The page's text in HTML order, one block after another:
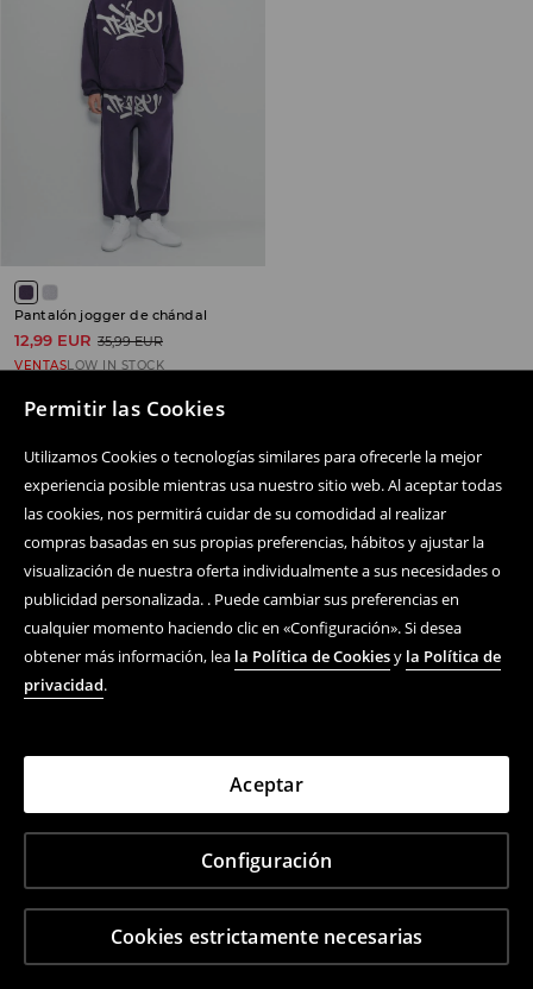
Permitir las Cookies
Utilizamos Cookies o tecnologías similares para ofrecerle la mejor
experiencia posible mientras usa nuestro sitio web. Al aceptar todas
las cookies, nos permitirá cuidar de su comodidad al realizar
compras basadas en sus propias preferencias, hábitos y ajustar la
visualización de nuestra oferta individualmente a sus necesidades o
publicidad personalizada. . Puede cambiar sus preferencias en
cualquier momento haciendo clic en «Configuración». Si desea
obtener más información, lea la Política de Cookiesy la Política de
privacidad.
Cookies estrictamente necesarias
Configuración
Aceptar
Pantalón jogger de chándal
12,99 EUR 35,99 EUR
VENTASLOW IN STOCK
Siguenos
Centro de ayuda
Compra En Línea
Términos y condiciones
LPP S.A., ul. Łąkowa 39/44, 80‑769 Gdańsk, Polonia,
registrada por el Juzgado Regional Gdańsk-Północ, KRS
(Registro Mercantil de Polonia): 0000000778, capital
social 3 708 482 PLN (pagado en su totalidad), NIP (NIF):
583‑10‑14‑898, REGON: 190852164